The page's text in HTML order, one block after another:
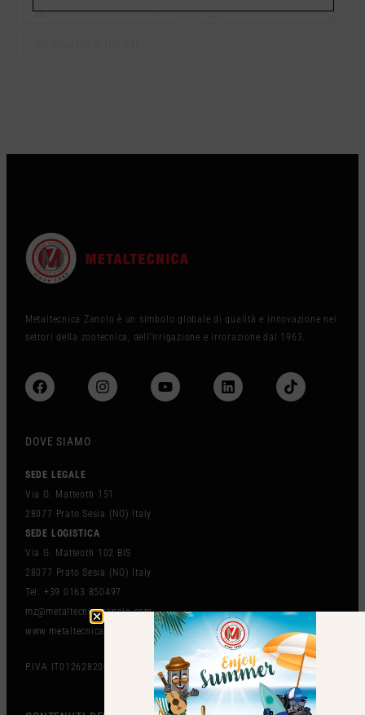
Scarica scheda tecnica Scarica le istruzioni
Metaltecnica Zanolo è un simbolo globale di qualità e innovazione nei
settori della zootecnica, dell’irrigazione e irrorazione dal 1963.
DOVE SIAMO
SEDE LEGALE
Via G. Matteotti 151
28077 Prato Sesia (NO) Italy
SEDE LOGISTICA
Via G. Matteotti 102 BIS
28077 Prato Sesia (NO) Italy
Tel. +39 0163 850497
mz@metaltecnicazanolo.com
www.metaltecnicazanolo.com
P.IVA IT01262820036